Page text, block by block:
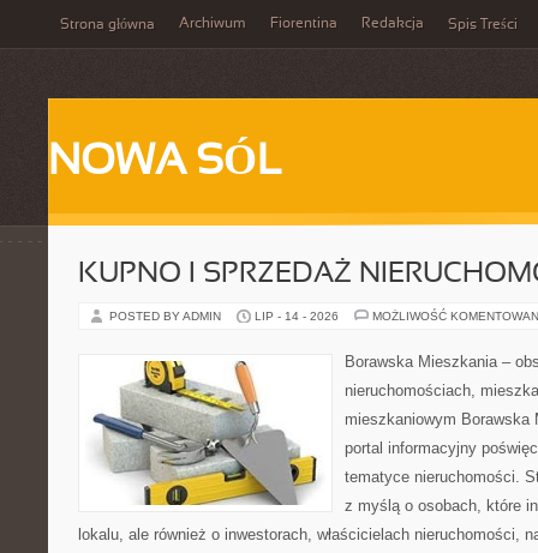
Strona główna Archiwum Fiorentina Redakcja Spis Treści
NOWA SÓL
KUPNO I SPRZEDAŻ
POSTED BY ADMIN LIP - 14 - 2026 MOŻLIWOŚĆ
Borawska Mieszkania –
nieruchomościach,
mieszkaniowym Borawska
portal informacyjny
tematyce nieruchomości.
z myślą o osobach, które
lokalu, ale również o inwestorach, właścicielach nieruchomości,